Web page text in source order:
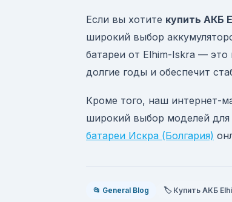
Если вы хотите купить АКБ
широкий выбор
батареи от Elhim-Iskra —
долгие годы и обеспечит
Кроме того, наш интернет-
широкий выбор моделей для
батареи Искра (Болгария)
📂 General Blog 🏷️ Купить АКБ